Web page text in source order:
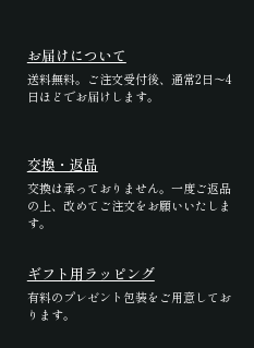
お届けについて
送料無料。ご注文受付後、通常2日〜4
日ほどでお届けします。
交換・返品
交換は承っておりません。一度ご返品
の上、改めてご注文をお願いいたしま
す。
ギフト用ラッピング
有料のプレゼント包装をご用意してお
ります。